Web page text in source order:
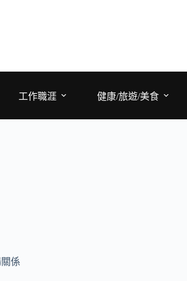
工作職涯 健康/旅遊/美食
係